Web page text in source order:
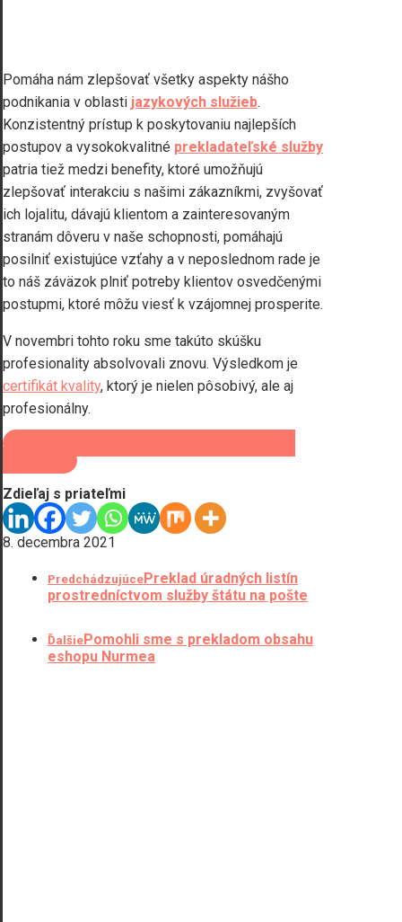
Pomáha nám zlepšovať všetky aspekty nášho
podnikania v oblasti jazykových služieb.
Konzistentný prístup k poskytovaniu najlepších
postupov a vysokokvalitné prekladateľské služby
patria tiež medzi benefity, ktoré umožňujú
zlepšovať interakciu s našimi zákazníkmi, zvyšovať
ich lojalitu, dávajú klientom a zainteresovaným
stranám dôveru v naše schopnosti, pomáhajú
posilniť existujúce vzťahy a v neposlednom rade je
to náš záväzok plniť potreby klientov osvedčenými
postupmi, ktoré môžu viesť k vzájomnej prosperite.
V novembri tohto roku sme takúto skúšku
profesionality absolvovali znovu. Výsledkom je
certifikát kvality, ktorý je nielen pôsobivý, ale aj
profesionálny.
Zdieľaj s priateľmi
8. decembra 2021
Predchádzujúce Preklad úradných listín
prostredníctvom služby štátu na pošte
Ďalšie Pomohli sme s prekladom obsahu
eshopu Nurmea